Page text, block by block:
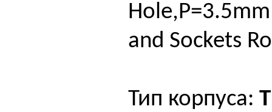
and Sockets
Тип корпуса: